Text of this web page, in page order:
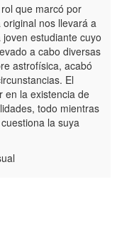
que marcó por
nos llevará a
estudiante cuyo
a cabo diversas
astrofísica, acabó
El
en la existencia de
todo mientras
la suya